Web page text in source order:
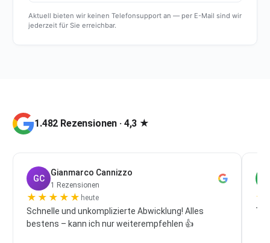
Aktuell bieten wir keinen Telefonsupport an — per E-Mail sind wir
jederzeit für Sie erreichbar.
1.482 Rezensionen · 4,3 ★
GC
Gianmarco Cannizzo
1 Rezensionen
★ ★ ★ ★ ★ heute
Schnelle und unkomplizierte Abwicklung! Alles
bestens – kann ich nur weiterempfehlen 👍
★